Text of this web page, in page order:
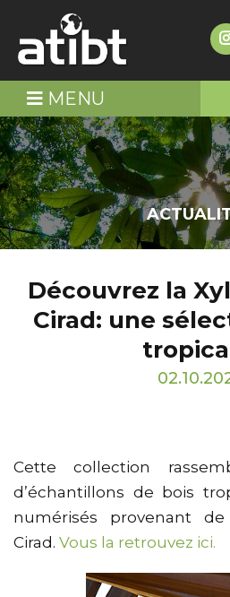
MENU
Découvrez la
Cirad: une
Cette collection
d’échantillons de bois
numérisés provenant
Cirad. Vous la retrouvez ici.